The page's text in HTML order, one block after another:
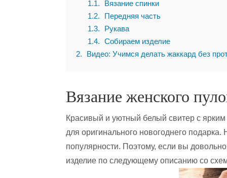
1.1
Вязание спинки
1.2
Передняя часть
1.3
Рукава
1.4
Собираем изделие
2
Видео: Учимся делать жаккард без
Вязание женского
Красивый и уютный белый свитер с
для оригинального новогоднего
популярности. Поэтому, если вы
изделие по следующему описанию со